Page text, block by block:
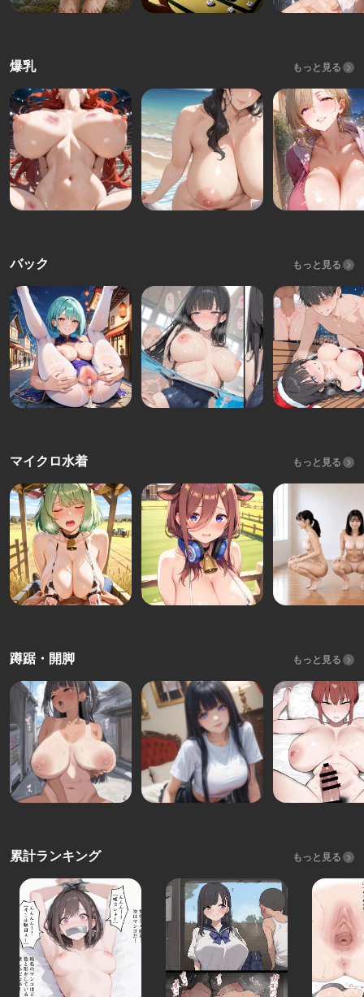
爆乳 もっと見る
バック もっと見る
マイクロ水着 もっと見る
蹲踞・開脚 もっと見る
累計ランキング もっと見る